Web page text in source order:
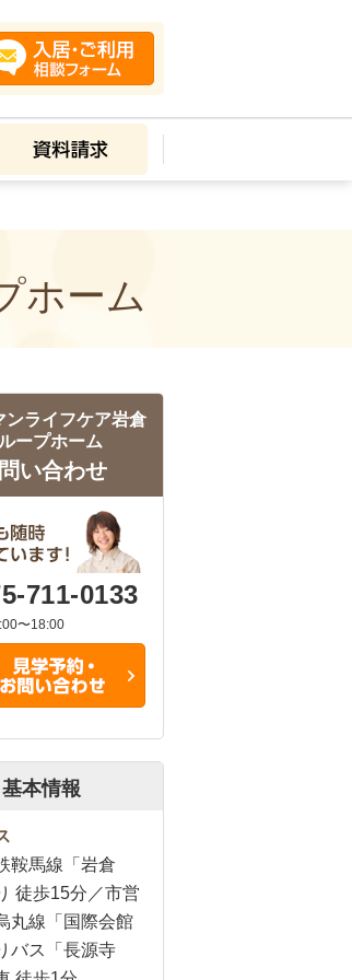
ホーム
ンライフケア岩倉
ープホーム
い合わせ
711-0133
〜18:00
基本情報
鞍馬線「岩倉
徒歩15分／市営
丸線「国際会館
バス「長源寺